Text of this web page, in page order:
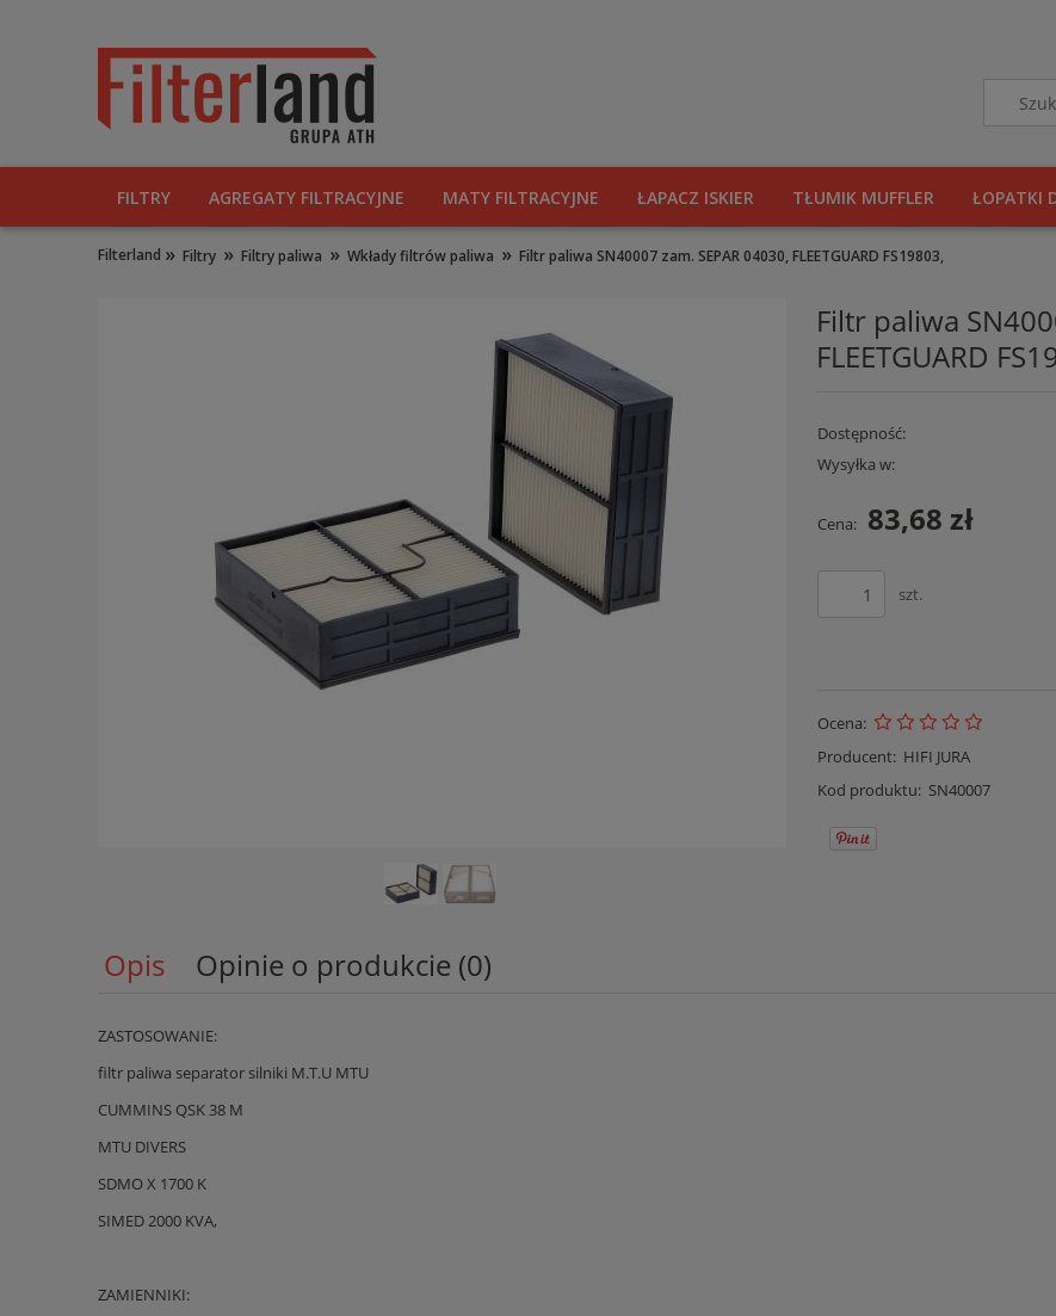
FILTRY AGREGATY FILTRACYJNE MATY FILTRACYJNE ŁAPACZ ISKIER TŁUMIK MUFFLER ŁOPATKI
Filterland » Filtry » Filtry paliwa » Wkłady filtrów paliwa » Filtr paliwa SN40007 zam. SEPAR 04030, FLEETGUARD FS19803,
Filtr paliwa
FLEETGUARD
Dostępność:
Wysyłka w:
Cena: 83,68 zł
szt.
Ocena:
Producent: HIFI JURA
Kod produktu: SN40007
Opis Opinie o produkcie (0)
ZASTOSOWANIE:
filtr paliwa separator silniki M.T.U MTU
CUMMINS QSK 38 M
MTU DIVERS
SDMO X 1700 K
SIMED 2000 KVA,
ZAMIENNIKI: